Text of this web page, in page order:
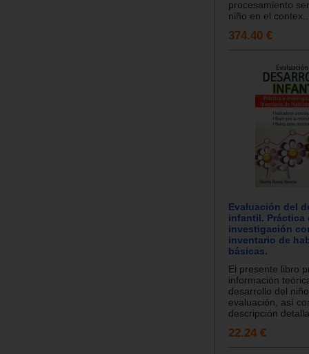
procesamiento
niño en el
374.40 €
Evaluación del
infantil. Práctica
investigación
inventario de
básicas.
El presente libro
información
desarrollo del
evaluación, así
descripción
22.24 €